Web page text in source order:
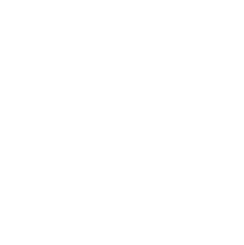
Comparando datos
asegurar que la
iniciar” proyectos,
ley aprobado por la
millones en